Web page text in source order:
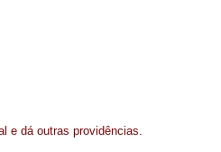
e dá outras providências.